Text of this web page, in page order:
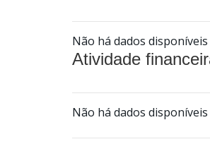
Não há dados disponíveis
Atividade
Não há dados disponíveis